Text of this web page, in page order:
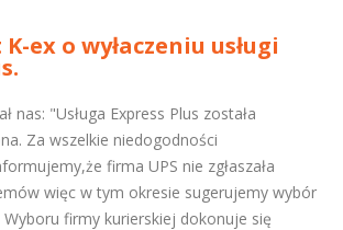
ex o wyłaczeniu usługi
nas: "Usługa Express Plus została
Za wszelkie niedogodności
firma UPS nie zgłaszała
więc w tym okresie sugerujemy wybór
Wyboru firmy kurierskiej dokonuje się